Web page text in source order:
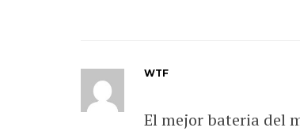
WTF
El mejor bateria del